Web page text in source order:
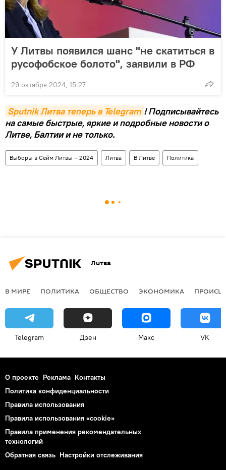
У Литвы появился шанс "не скатиться в
русофобское болото", заявили в РФ
29 октября 2024, 15:27
Sputnik Литва теперь в Telegram ! Подписывайтесь
на самые быстрые, яркие и подробные новости о
Литве, Балтии и не только.
Выборы в Сейм Литвы – 2024 Литва В Литве Политика
Литва
В МИРЕ ПОЛИТИКА ОБЩЕСТВО ЭКОНОМИКА
Telegram Дзен Макс VK
О проекте Реклама Контакты
Политика конфиденциальности
Правила использования
Правила использования «cookie»
Правила применения рекомендательных
технологий
Обратная связь Настройки отслеживания